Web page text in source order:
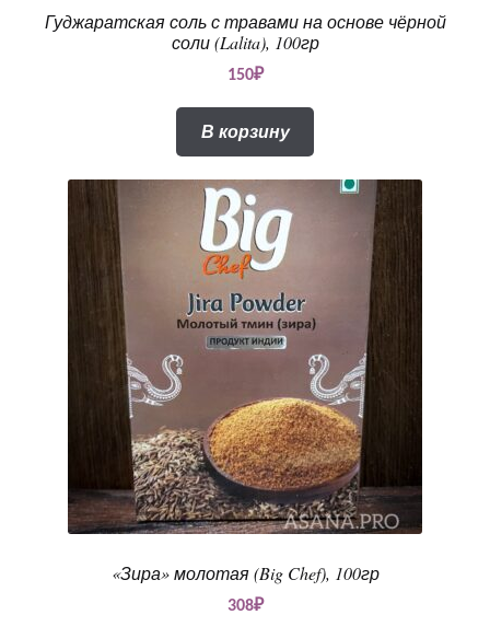
Гуджаратская соль с травами на основе чёрной
соли (Lalita), 100гр
150₽
В корзину
«Зира» молотая (Big Chef), 100гр
308₽